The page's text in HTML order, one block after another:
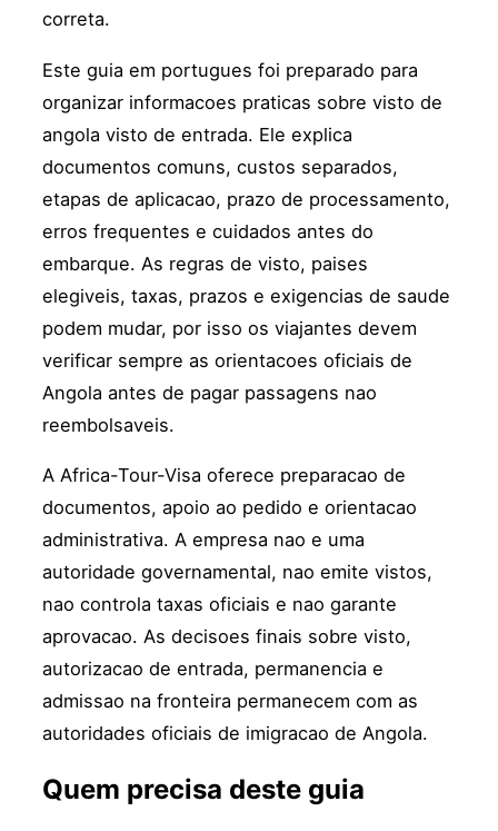
correta.
Este guia em portugues foi preparado para
organizar informacoes praticas sobre visto de
angola visto de entrada. Ele explica
documentos comuns, custos separados,
etapas de aplicacao, prazo de processamento,
erros frequentes e cuidados antes do
embarque. As regras de visto, paises
elegiveis, taxas, prazos e exigencias de saude
podem mudar, por isso os viajantes devem
verificar sempre as orientacoes oficiais de
Angola antes de pagar passagens nao
reembolsaveis.
A Africa-Tour-Visa oferece preparacao de
documentos, apoio ao pedido e orientacao
administrativa. A empresa nao e uma
autoridade governamental, nao emite vistos,
nao controla taxas oficiais e nao garante
aprovacao. As decisoes finais sobre visto,
autorizacao de entrada, permanencia e
admissao na fronteira permanecem com as
autoridades oficiais de imigracao de Angola.
Quem precisa deste guia